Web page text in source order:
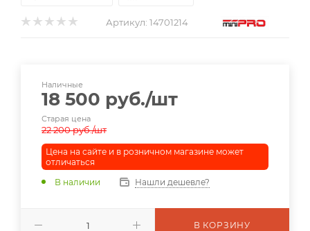
Артикул: 14701214
Наличные
18 500 руб./шт
Старая цена
22 200руб./шт
Цена на сайте и в розничном магазине может
отличаться
В наличии
Нашли дешевле?
В КОРЗИНУ